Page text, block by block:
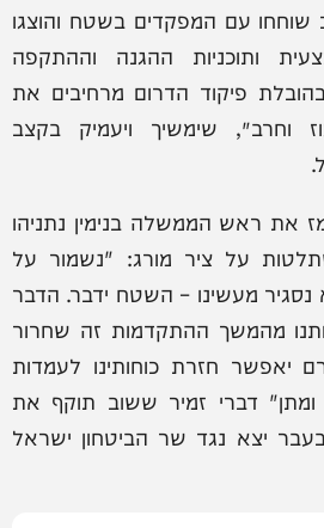
עם המפקדים בשטח והוצגו
ותוכניות ההגנה וההתקפה
פיקוד הדרום מרחיבים את
וחרב׳, שימשיך ויעמיק בקצב
את ראש הממשלה בנימין נתניהו
על ציר מורג: "נשמור על
נסגיר מעשינו – השטח ידבר. הדבר
מהמשך ההתקדמות זה שחרור
יאפשר חזרת כוחותינו לעמדות
דברי זמיר ששוב תוקף את
יצא נגד שר הביטחון ישראל